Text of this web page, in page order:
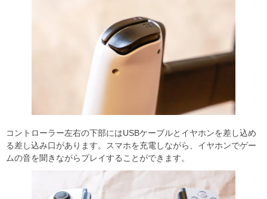
コントローラー左右の下部にはUSBケーブルとイヤホンを差し込め
る差し込み口があります。スマホを充電しながら、イヤホンでゲー
ムの音を聞きながらプレイすることができます。